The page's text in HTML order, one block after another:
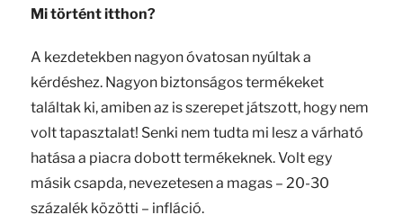
Mi történt itthon?
A kezdetekben nagyon óvatosan nyúltak a
kérdéshez. Nagyon biztonságos termékeket
találtak ki, amiben az is szerepet játszott, hogy nem
volt tapasztalat! Senki nem tudta mi lesz a várható
hatása a piacra dobott termékeknek. Volt egy
másik csapda, nevezetesen a magas – 20-30
százalék közötti – infláció.